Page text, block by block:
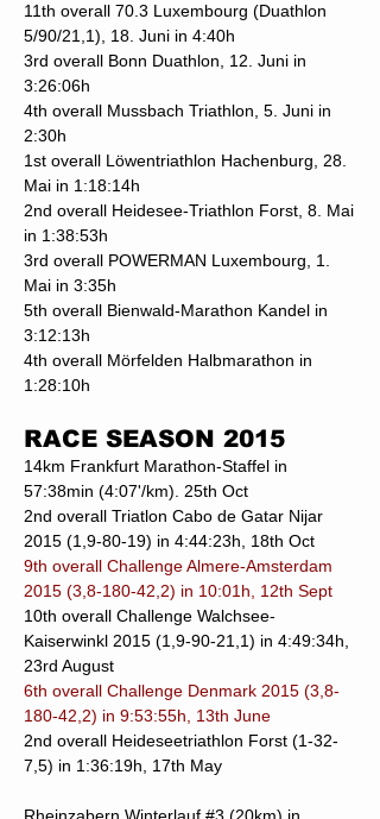
11th overall 70.3 Luxembourg (Duathlon
5/90/21,1), 18. Juni in 4:40h
3rd overall Bonn Duathlon, 12. Juni in
3:26:06h
4th overall Mussbach Triathlon, 5. Juni in
2:30h
1st overall Löwentriathlon Hachenburg, 28.
Mai in 1:18:14h
2nd overall Heidesee-Triathlon Forst, 8. Mai
in 1:38:53h
3rd overall POWERMAN Luxembourg, 1.
Mai in 3:35h
5th overall Bienwald-Marathon Kandel in
3:12:13h
4th overall Mörfelden Halbmarathon in
1:28:10h
RACE SEASON 2015
14km Frankfurt Marathon-Staffel in
57:38min (4:07'/km). 25th Oct
2nd overall Triatlon Cabo de Gatar Nijar
2015 (1,9-80-19) in 4:44:23h, 18th Oct
9th overall Challenge Almere-Amsterdam
2015 (3,8-180-42,2) in 10:01h, 12th Sept
10th overall Challenge Walchsee-
Kaiserwinkl 2015 (1,9-90-21,1) in 4:49:34h,
23rd August
6th overall Challenge Denmark 2015 (3,8-
180-42,2) in 9:53:55h, 13th June
2nd overall Heideseetriathlon Forst (1-32-
7,5) in 1:36:19h, 17th May